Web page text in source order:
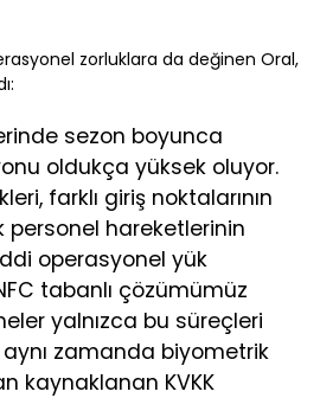
zorluklara da değinen Oral,
sezon boyunca
oldukça yüksek oluyor.
farklı giriş noktalarının
personel hareketlerinin
operasyonel yük
tabanlı çözümümüz
yalnızca bu süreçleri
zamanda biyometrik
kaynaklanan KVKK